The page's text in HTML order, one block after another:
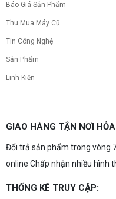
Báo Giá Sản Phẩm
Thu Mua Máy Cũ
Tin Công Nghệ
Sản Phẩm
Linh Kiện
GIAO HÀNG TẬN NƠI
Đổi trả sản phẩm trong vòng
online Chấp nhận nhiều hình
THỐNG KÊ TRUY CẬP: